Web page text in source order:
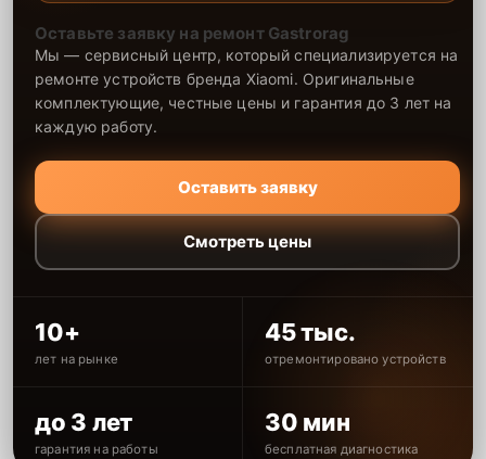
Оставьте заявку на ремонт Gastrorag
Мы — сервисный центр, который специализируется на
ремонте устройств бренда Xiaomi. Оригинальные
комплектующие, честные цены и гарантия до 3 лет на
каждую работу.
Оставить заявку
Смотреть цены
10+
лет на рынке
45 тыс.
отремонтировано устройств
до 3 лет
гарантия на работы
30 мин
бесплатная диагностика